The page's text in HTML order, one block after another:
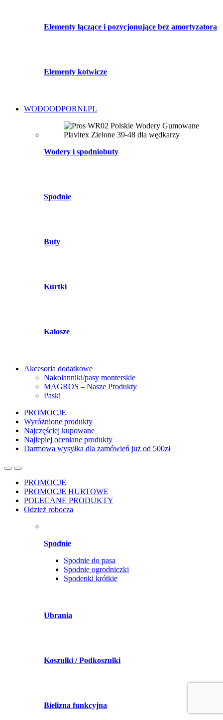
Elementy łączące i pozycjonujące bez amortyzatora
Elementy kotwicze
WODOODPORNI.PL
Wodery i spodniobuty
Spodnie
Buty
Kurtki
Kalosze
Akcesoria dodatkowe
Nakolanniki/pasy monterskie
MAGROS – Nasze Produkty
Paski
PROMOCJE
Wyróżnione produkty
Najczęściej kupowane
Najlepiej oceniane produkty
Darmowa wysyłka dla zamówień już od 500zł
PROMOCJE
PROMOCJE HURTOWE
POLECANE PRODUKTY
Odzież robocza
Spodnie
Spodnie do pasa
Spodnie ogrodniczki
Spodenki krótkie
Ubrania
Koszulki / Podkoszulki
Bielizna funkcyjna